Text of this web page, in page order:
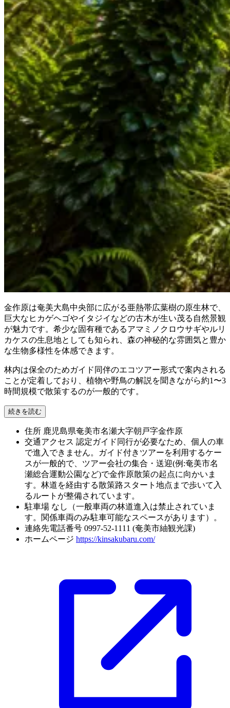
金作原は奄美大島中央部に広がる亜熱帯広葉樹の原生林で、
巨大なヒカゲヘゴやイタジイなどの古木が生い茂る自然景観
が魅力です。希少な固有種であるアマミノクロウサギやルリ
カケスの生息地としても知られ、森の神秘的な雰囲気と豊か
な生物多様性を体感できます。
林内は保全のためガイド同伴のエコツアー形式で案内される
ことが定着しており、植物や野鳥の解説を聞きながら約1〜3
時間規模で散策するのが一般的です。
続きを読む
住所 鹿児島県奄美市名瀬大字朝戸字金作原
交通アクセス 認定ガイド同行が必要なため、個人の車
で進入できません。ガイド付きツアーを利用するケー
スが一般的で、ツアー会社の集合・送迎(例:奄美市名
瀬総合運動公園など)で金作原散策の起点に向かいま
す。林道を経由する散策路スタート地点まで歩いて入
るルートが整備されています。
駐車場 なし（一般車両の林道進入は禁止されていま
す。関係車両のみ駐車可能なスペースがあります）。
連絡先電話番号 0997-52-1111 (奄美市紬観光課)
ホームページ https://kinsakubaru.com/